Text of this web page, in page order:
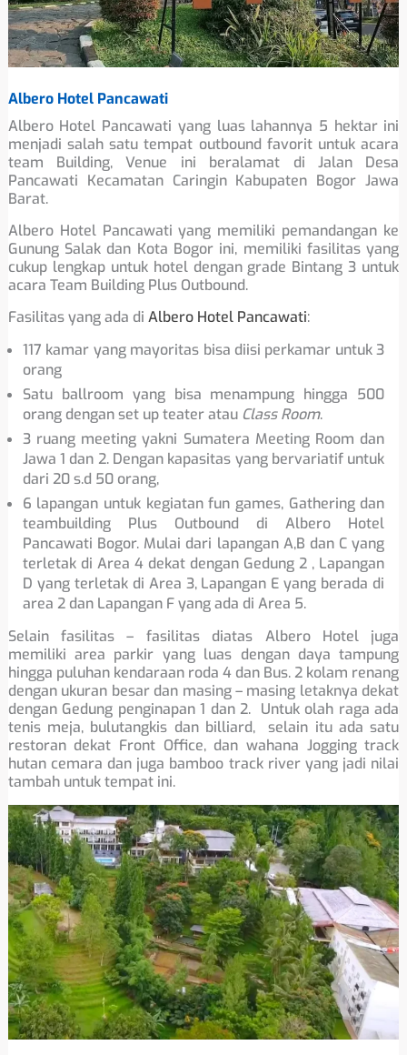
Albero Hotel Pancawati
Albero Hotel Pancawati yang luas lahannya 5 hektar ini
menjadi salah satu tempat outbound favorit untuk acara
team Building, Venue ini beralamat di Jalan Desa
Pancawati Kecamatan Caringin Kabupaten Bogor Jawa
Barat.
Albero Hotel Pancawati yang memiliki pemandangan ke
Gunung Salak dan Kota Bogor ini, memiliki fasilitas yang
cukup lengkap untuk hotel dengan grade Bintang 3 untuk
acara Team Building Plus Outbound.
Fasilitas yang ada di Albero Hotel Pancawati:
117 kamar yang mayoritas bisa diisi perkamar untuk 3
orang
Satu ballroom yang bisa menampung hingga 500
orang dengan set up teater atau Class Room.
3 ruang meeting yakni Sumatera Meeting Room dan
Jawa 1 dan 2. Dengan kapasitas yang bervariatif untuk
dari 20 s.d 50 orang,
6 lapangan untuk kegiatan fun games, Gathering dan
teambuilding Plus Outbound di Albero Hotel
Pancawati Bogor. Mulai dari lapangan A,B dan C yang
terletak di Area 4 dekat dengan Gedung 2 , Lapangan
D yang terletak di Area 3, Lapangan E yang berada di
area 2 dan Lapangan F yang ada di Area 5.
Selain fasilitas – fasilitas diatas Albero Hotel juga
memiliki area parkir yang luas dengan daya tampung
hingga puluhan kendaraan roda 4 dan Bus. 2 kolam renang
dengan ukuran besar dan masing – masing letaknya dekat
dengan Gedung penginapan 1 dan 2. Untuk olah raga ada
tenis meja, bulutangkis dan billiard, selain itu ada satu
restoran dekat Front Office, dan wahana Jogging track
hutan cemara dan juga bamboo track river yang jadi nilai
tambah untuk tempat ini.